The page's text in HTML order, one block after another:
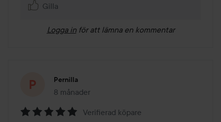
Gilla
Logga in för att lämna en kommentar
Pernilla
8 månader
Inlägget skapades 8 månader
Verifierad köpare